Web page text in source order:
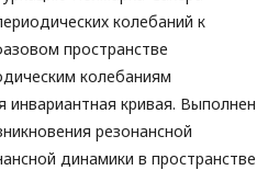
колебаний к
пространстве
колебаниям
инвариантная кривая. Выполнен
резонансной
динамики в пространстве